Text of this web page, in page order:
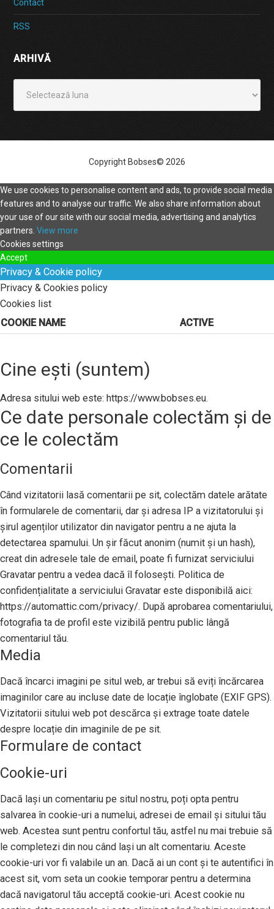
Contact
RSS
ARHIVĂ
Copyright Bobses© 2026
We use cookies to personalise content and ads, to provide social media
features and to analyse our traffic. We also share information about
your use of our site with our social media, advertising and analytics
partners. View more
Cookies settings
Accept
Privacy & Cookie policy
Privacy & Cookies policy
Cookies list
COOKIE NAME
ACTIVE
Cine ești (suntem)
Adresa sitului web este: https://www.bobses.eu.
Ce date personale colectăm și de
ce le colectăm
Comentarii
Când vizitatorii lasă comentarii pe sit, colectăm datele arătate
în formularele de comentarii, dar și adresa IP a vizitatorului și
șirul agenților utilizator din navigator pentru a ne ajuta la
detectarea spamului. Un șir făcut anonim (numit și un hash),
creat din adresele tale de email, poate fi furnizat serviciului
Gravatar pentru a vedea dacă îl folosești. Politica de
confidențialitate a serviciului Gravatar este disponibilă aici:
https://automattic.com/privacy/. După aprobarea comentariului,
fotografia ta de profil este vizibilă pentru public lângă
comentariul tău.
Media
Dacă încarci imagini pe situl web, ar trebui să eviți încărcarea
imaginilor care au incluse date de locație înglobate (EXIF GPS).
Vizitatorii sitului web pot descărca și extrage toate datele
despre locație din imaginile de pe sit.
Formulare de contact
Cookie-uri
Dacă lași un comentariu pe situl nostru, poți opta pentru
salvarea în cookie-uri a numelui, adresei de email și sitului tău
web. Acestea sunt pentru confortul tău, astfel nu mai trebuie să
le completezi din nou când lași un alt comentariu. Aceste
cookie-uri vor fi valabile un an. Dacă ai un cont și te autentifici în
acest sit, vom seta un cookie temporar pentru a determina
dacă navigatorul tău acceptă cookie-uri. Acest cookie nu